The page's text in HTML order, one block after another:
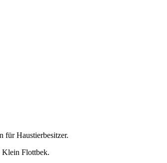
für Haustierbesitzer.
Klein Flottbek.